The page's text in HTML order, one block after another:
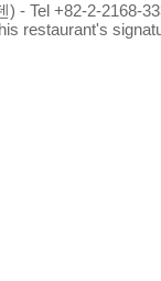
) - Tel +82-2-2168-
restaurant's